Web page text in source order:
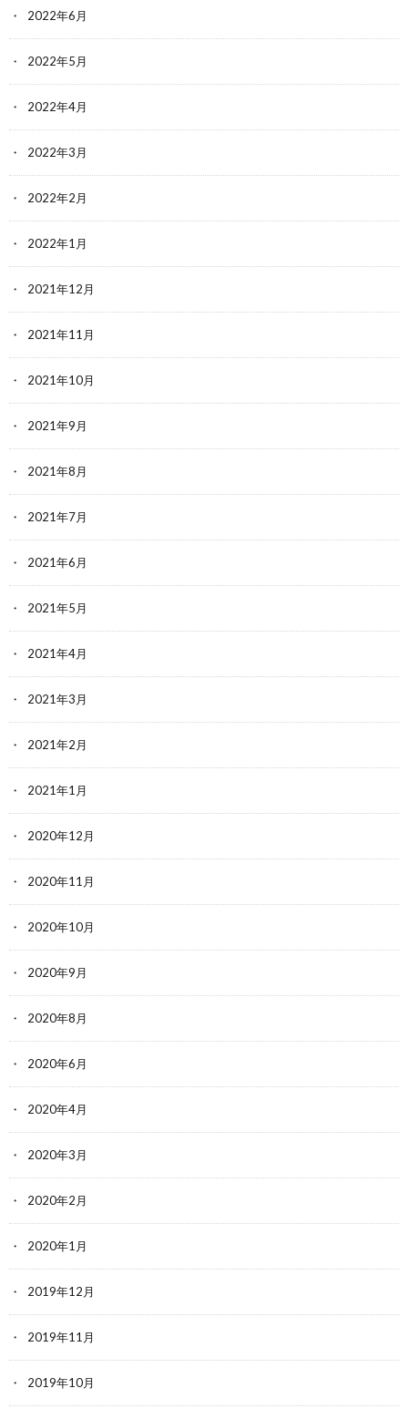
2022年6月
2022年5月
2022年4月
2022年3月
2022年2月
2022年1月
2021年12月
2021年11月
2021年10月
2021年9月
2021年8月
2021年7月
2021年6月
2021年5月
2021年4月
2021年3月
2021年2月
2021年1月
2020年12月
2020年11月
2020年10月
2020年9月
2020年8月
2020年6月
2020年4月
2020年3月
2020年2月
2020年1月
2019年12月
2019年11月
2019年10月